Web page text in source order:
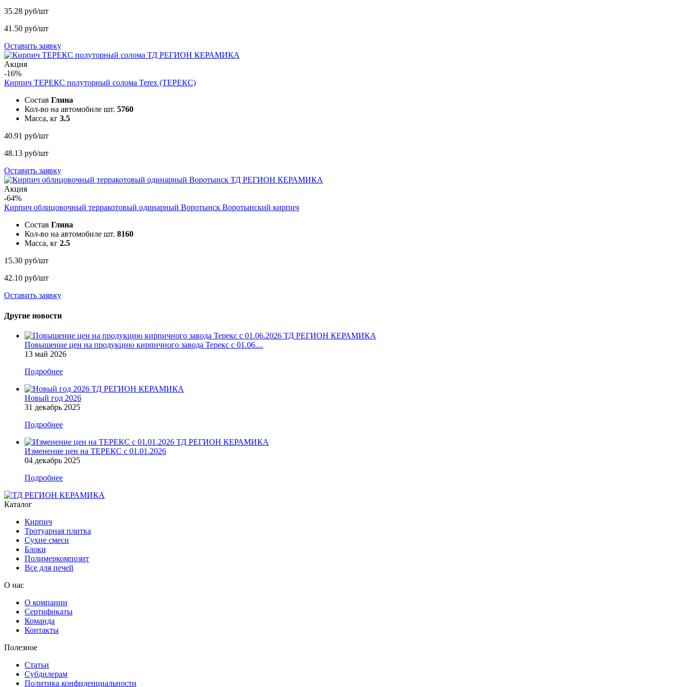
35.28 руб/шт
41.50 руб/шт
Оставить заявку
Акция
-16%
Кирпич ТЕРЕКС полуторный солома Terex (ТЕРЕКС)
Состав Глина
Кол-во на автомобиле шт. 5760
Масса, кг 3.5
40.91 руб/шт
48.13 руб/шт
Оставить заявку
Акция
-64%
Кирпич облицовочный терракотовый одинарный Воротынск Воротынский кирпич
Состав Глина
Кол-во на автомобиле шт. 8160
Масса, кг 2.5
15.30 руб/шт
42.10 руб/шт
Оставить заявку
Другие новости
Повышение цен на продукцию кирпичного завода Терекс с 01.06....
13 май 2026
Подробнее
Новый год 2026
31 декабрь 2025
Подробнее
Изменение цен на ТЕРЕКС с 01.01.2026
04 декабрь 2025
Подробнее
Каталог
Кирпич
Тротуарная плитка
Сухие смеси
Блоки
Полимеркомпозит
Все для печей
О нас
О компании
Сертификаты
Команда
Контакты
Полезное
Статьи
Субдилерам
Политика конфиденциальности